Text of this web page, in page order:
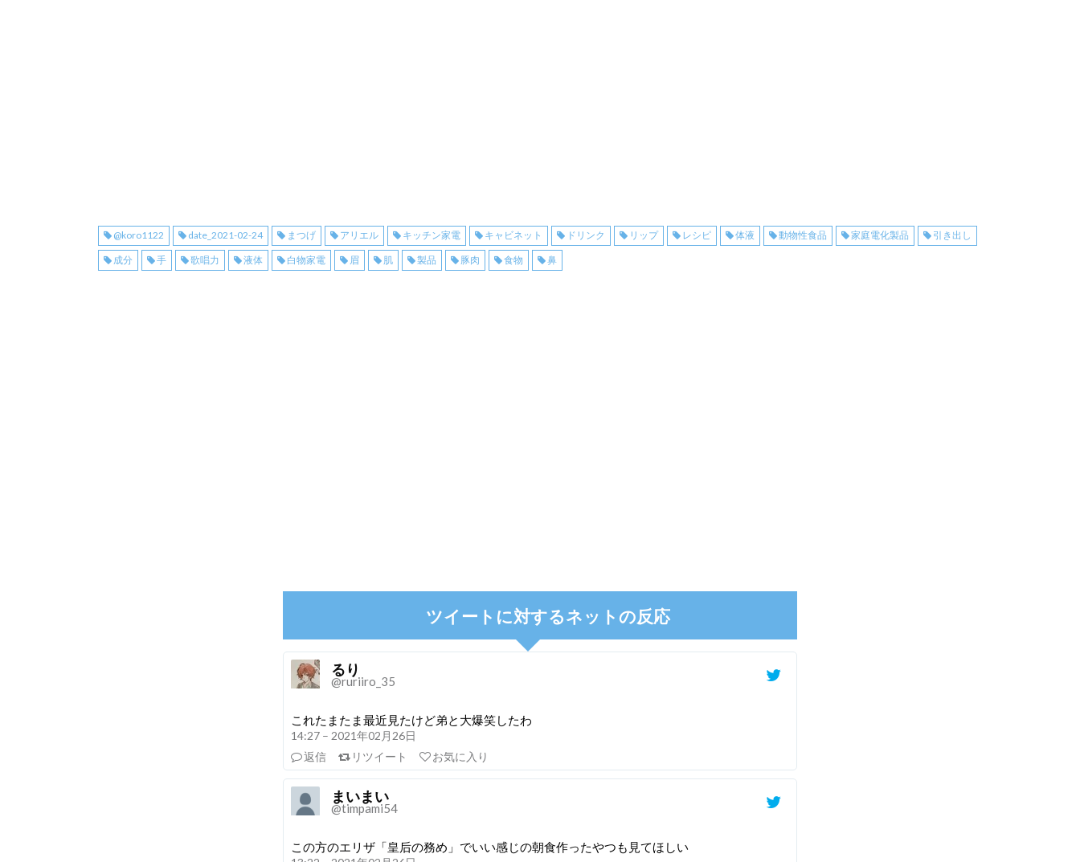
@koro1122 date_2021-02-24 まつげ アリエル キッチン家電 キャビネット ドリンク リップ レシピ 体液 動物性食品 家庭電化製品 引き出し
成分 手 歌唱力 液体 白物家電 眉 肌 製品 豚肉 食物 鼻
ツイートに対するネットの反応
るり
@ruriiro_35
これたまたま最近見たけど弟と大爆笑したわ
14:27 – 2021年02月26日
返信
リツイート お気に入り
まいまい
@timpami54
この方のエリザ「皇后の務め」でいい感じの朝食作ったやつも見てほしい